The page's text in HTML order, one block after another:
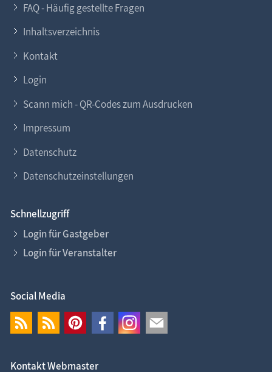
FAQ - Häufig gestellte Fragen
Inhaltsverzeichnis
Kontakt
Login
Scann mich - QR-Codes zum Ausdrucken
Impressum
Datenschutz
Datenschutzeinstellungen
Schnellzugriff
Login für Gastgeber
Login für Veranstalter
Social Media
Kontakt Webmaster